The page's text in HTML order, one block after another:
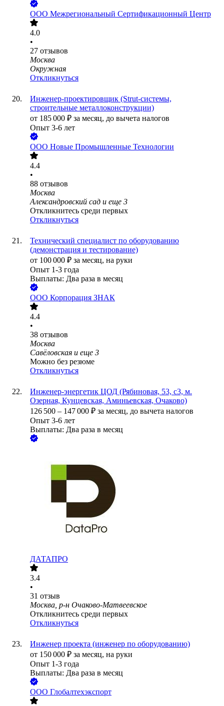
ООО Межрегиональный Сертификационный Центр
4.0
•
27 отзывов
Москва
Окружная
Откликнуться
Инженер-проектировщик (Strut-системы,
строительные металлоконструкции)
от 185 000 ₽ за месяц, до вычета налогов
Опыт 3-6 лет
ООО Новые Промышленные Технологии
4.4
•
88 отзывов
Москва
Александровский сад и еще 3
Откликнитесь среди первых
Откликнуться
Технический специалист по оборудованию
(демонстрация и тестирование)
от 100 000 ₽ за месяц, на руки
Опыт 1-3 года
Выплаты: Два раза в месяц
ООО Корпорация ЗНАК
4.4
•
38 отзывов
Москва
Савёловская и еще 3
Можно без резюме
Откликнуться
Инженер-энергетик ЦОД (Рябиновая, 53, с3, м.
Озерная, Кунцевская, Аминьевская, Очаково)
126 500 – 147 000 ₽ за месяц, до вычета налогов
Опыт 3-6 лет
Выплаты: Два раза в месяц
ДАТАПРО
3.4
•
31 отзыв
Москва, р-н Очаково-Матвеевское
Откликнитесь среди первых
Откликнуться
Инженер проекта (инженер по оборудованию)
от 150 000 ₽ за месяц, на руки
Опыт 1-3 года
Выплаты: Два раза в месяц
ООО Глобалтехэкспорт